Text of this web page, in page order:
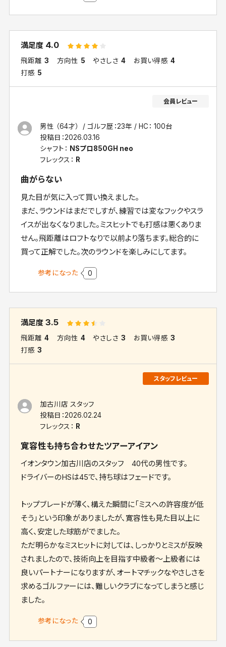
満足度 4.0
飛距離 3 方向性 5 やさしさ 4 お買い得感 4
打感 5
男性 （64才） ゴルフ歴：23年
HC： 100台
投稿日：2026.03.16
シャフト： NSプロ850GH neo
フレックス： R
曲がらない
見た目が気に入って買い換えました。
まだ、ラウンドはまだでしすが、練習では変なフックやスラ
イスが出なくなりました。ミスヒットでも打感は悪くありま
せん。飛距離はロフトなりで以前より落ちます。総合的に
買って正解でした。次のラウンドを楽しみにしてます。
参考になった 0
満足度3.5
飛距離 4 方向性 4 やさしさ 3 お買い得感 3
打感 3
加古川店 スタッフ
投稿日：2026.02.24
フレックス： R
寛容性も持ち合わせたツアーアイアン
イオンタウン加古川店のスタッフ 40代の男性です。
ドライバーのHSは45で、持ち球はフェードです。
トップブレードが薄く、構えた瞬間に「ミスへの許容度が低
そう」という印象がありましたが、寛容性も見た目以上に
高く、安定した球筋がでました。
ただ明らかなミスヒットに対しては、しっかりとミスが反映
されましたので、技術向上を目指す中級者〜上級者には
良いパートナーになりますが、オートマチックなやさしさを
求めるゴルファーには、難しいクラブになってしまうと感じ
ました。
参考になった 0